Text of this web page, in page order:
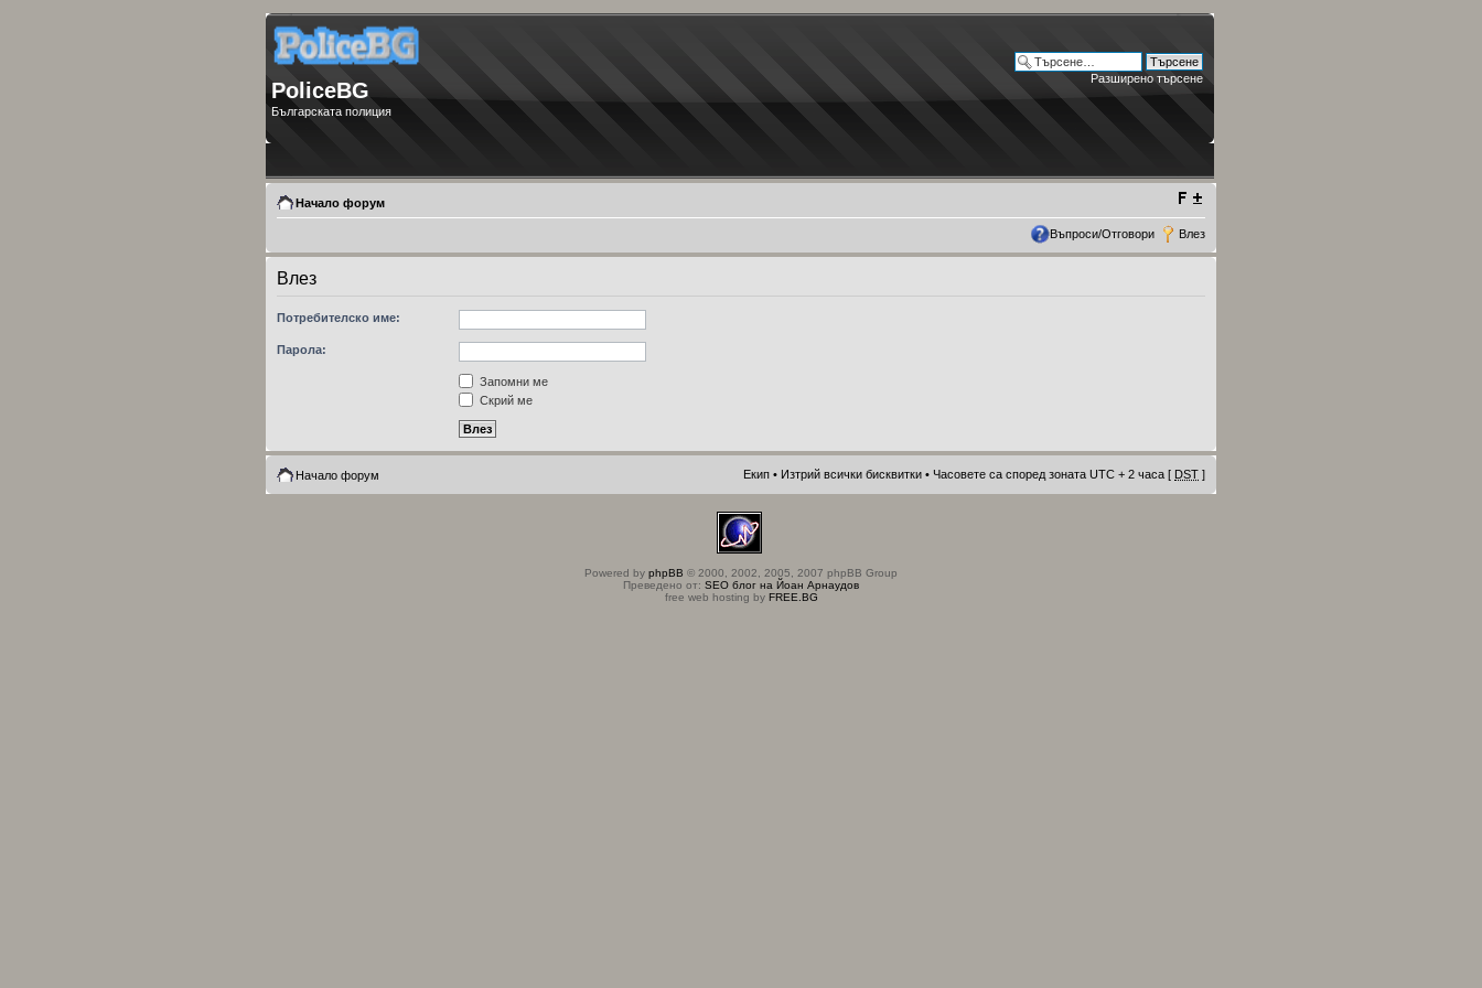
PoliceBG
Българската полиция
Разширено търсене
Начало форум
Въпроси/Отговори Влез
Влез
Потребителско име:
Парола:
Запомни ме
Скрий ме
Начало форум Екип • Изтрий всички бисквитки • Часовете са според зоната UTC + 2 часа [ DST ]
Powered by phpBB © 2000, 2002, 2005, 2007 phpBB Group
Преведено от: SEO блог на Йоан Арнаудов
free web hosting by FREE.BG